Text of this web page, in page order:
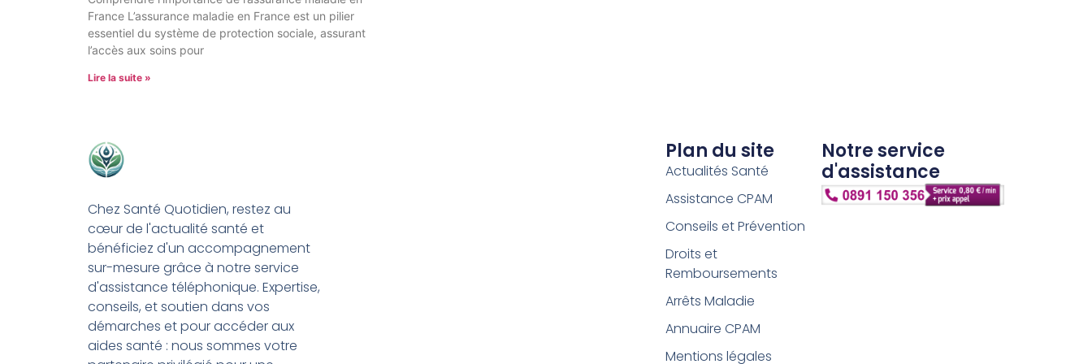
France L’assurance maladie en France est un pilier
essentiel du système de protection sociale, assurant
l’accès aux soins pour
Lire la suite »
Chez Santé Quotidien, restez au
cœur de l'actualité santé et
bénéficiez d'un accompagnement
sur-mesure grâce à notre service
d'assistance téléphonique. Expertise,
conseils, et soutien dans vos
démarches et pour accéder aux
aides santé : nous sommes votre
Plan du site
Actualités Santé
Assistance CPAM
Conseils et Prévention
Droits et
Remboursements
Arrêts Maladie
Annuaire CPAM
Mentions légales
Notre service
d'assistance